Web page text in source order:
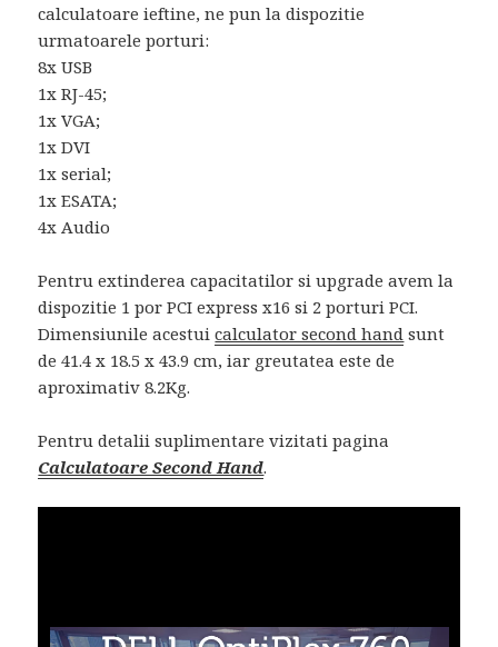
calculatoare ieftine, ne pun la dispozitie
urmatoarele porturi:
8x USB
1x RJ-45;
1x VGA;
1x DVI
1x serial;
1x ESATA;
4x Audio
Pentru extinderea capacitatilor si upgrade avem la
dispozitie 1 por PCI express x16 si 2 porturi PCI.
Dimensiunile acestuicalculator second hand sunt
de 41.4 x 18.5 x 43.9 cm, iar greutatea este de
aproximativ 8.2Kg.
Pentru detalii suplimentare vizitati pagina
Calculatoare Second Hand.